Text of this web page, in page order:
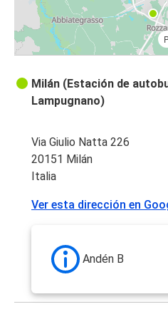
Milán (Estación de
Lampugnano)
Via Giulio Natta 226
20151 Milán
Italia
Ver esta dirección en
Andén B